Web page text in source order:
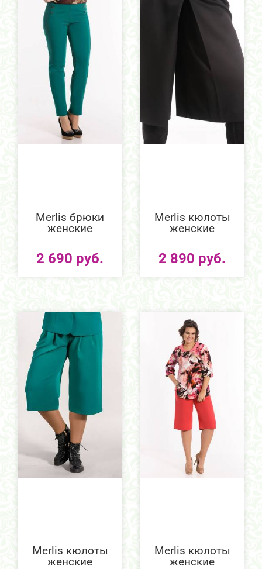
Merlis брюки
женские
2 690 руб.
Merlis кюлоты
женские
2 890 руб.
Merlis кюлоты
женские
Merlis кюлоты
женские